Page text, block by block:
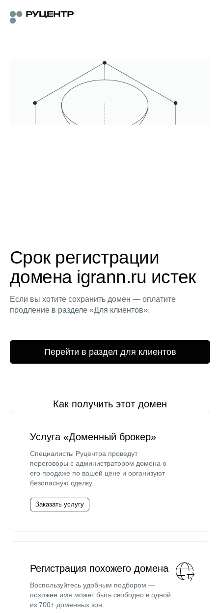
Срок регистрации
домена igrann.ru истек
Если вы хотите сохранить домен — оплатите
продление в разделе «Для клиентов».
Перейти в раздел для клиентов
Как получить этот домен
Услуга «Доменный брокер»
Специалисты Руцентра проведут
переговоры с администратором домена о
его продаже по вашей цене и организуют
безопасную сделку.
Заказать услугу
Регистрация похожего домена
Воспользуйтесь удобным подбором —
похожее имя может быть свободно в одной
из 700+ доменных зон.